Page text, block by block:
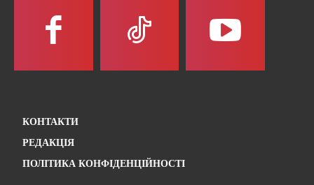
КОНТАКТИ
РЕДАКЦІЯ
ПОЛІТИКА КОНФІДЕНЦІЙНОСТІ